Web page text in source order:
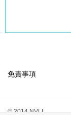
免責事項
© 2014 NVLL